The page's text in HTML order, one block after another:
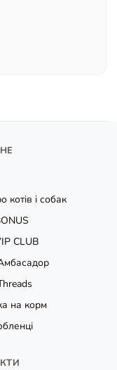
котів і собак
CLUB
на корм